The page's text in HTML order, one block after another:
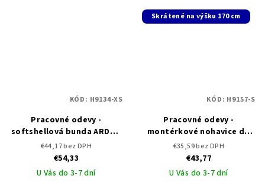
Pracovné odevy -
softshellová bunda ARDON
VISION
€44,17 bez DPH
€54,33
U Vás do 3-7 dní
KÓD: H9134-XS
Skrátené na výšku 170 cm
Pracovné odevy -
montérkové nohavice do
pása ARDON VISION -
skrátené
€35,59 bez DPH
€43,77
U Vás do 3-7 dní
KÓD: H9157-S